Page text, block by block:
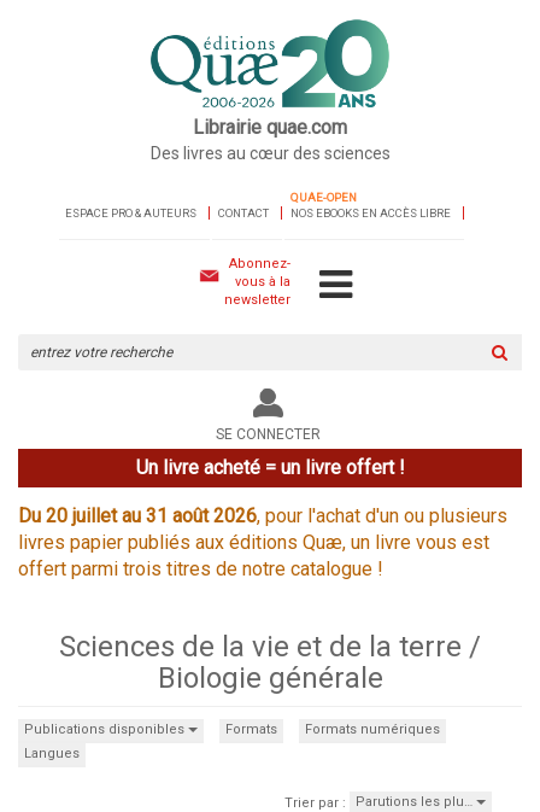
Librairie quae.com
Des livres au cœur des sciences
ESPACE PRO & AUTEURS CONTACT
QUAE-OPEN
NOS EBOOKS EN ACCÈS LIBRE
Abonnez-
vous à la
newsletter
le
site
SE CONNECTER
Un livre acheté = un livre offert !
Du 20 juillet au 31 août 2026, pour l'achat d'un ou plusieurs
livres papier publiés aux éditions Quæ, un livre vous est
offert parmi trois titres de notre catalogue !
Sciences de la vie et de la terre /
Biologie générale
Publications disponibles Formats
Formats numériques
Langues
Trier par : Parutions les plu…